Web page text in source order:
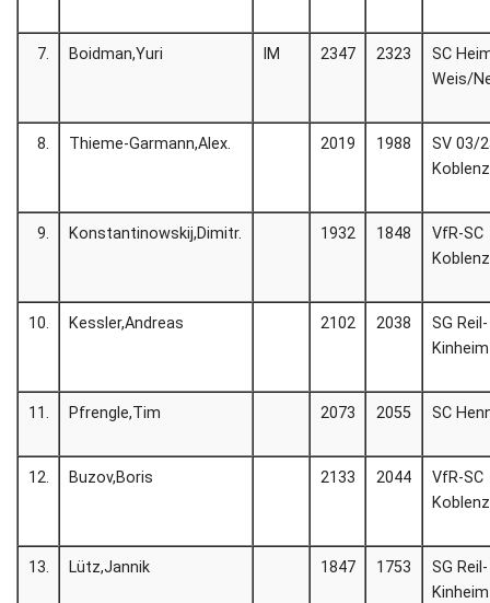
7. Boidman,Yuri IM 2347 2323
SC
Weis/
8. Thieme-Garmann,Alex. 2019 1988
SV 03/
Koblenz
9. Konstantinowskij,Dimitr. 1932 1848
VfR-SC
Koblenz
10. Kessler,Andreas 2102 2038
SG Reil-
Kinheim
11. Pfrengle,Tim 2073 2055 SC
12. Buzov,Boris 2133 2044
VfR-SC
Koblenz
13. Lütz,Jannik 1847 1753
SG Reil-
Kinheim